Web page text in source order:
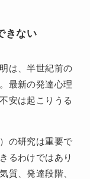
きない
は、半世紀前の
最新の発達心理
安は起こりうる
の研究は重要で
るわけではあり
質、発達段階、